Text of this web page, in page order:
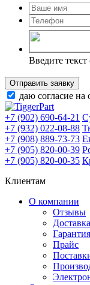
Введите
Отправить заявку
даю согласие на
+7 (902) 690-64-21
+7 (932) 022-08-88
+7 (908) 889-73-73
+7 (905) 820-00-39
+7 (905) 820-00-35
Клиентам
О компании
Отзывы
Прайс